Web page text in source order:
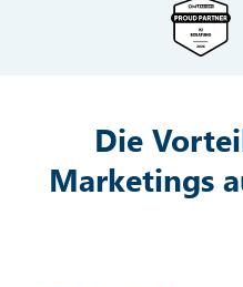
Die
Marketings